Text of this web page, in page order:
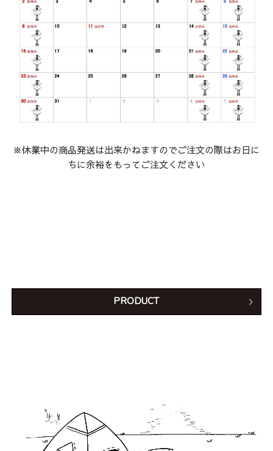
※休業中の商品発送は出来かねますのでご注文の際はお日に
ちに余裕をもってご注文ください
PRODUCT